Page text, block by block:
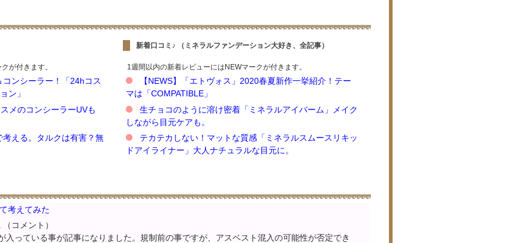
が付きます。
ンシーラー！「24hコス
ン」
メのコンシーラーUVも
える。タルクは有害？無
新着口コミ♪ （ミネラルファンデーション大好き、全記事）
1週間以内の新着レビューにはNEWマークが付きます。
【NEWS】「エトヴォス」2020春夏新作一挙紹介！テー
マは「COMPATIBLE」
生チョコのように溶け密着「ミネラルアイバーム」メイク
しながら目元ケアも。
テカテカしない！マットな質感「ミネラルスムースリキッ
ドアイライナー」大人ナチュラルな目元に。
考えてみた
（コメント）
入っている事が記事になりました。規制前の事ですが、アスベスト混入の可能性が否定でき